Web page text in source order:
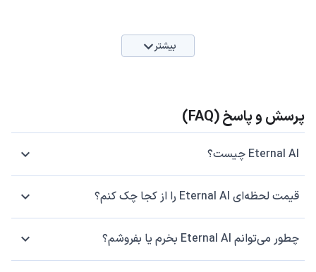
بیشتر
پرسش و پاسخ (FAQ)
Eternal AI چیست؟
قیمت لحظه‌ای Eternal AI را از کجا چک کنم؟
چطور می‌توانم Eternal AI بخرم یا بفروشم؟